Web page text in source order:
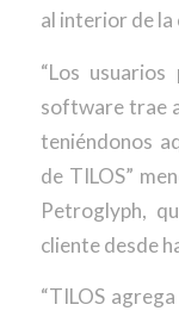
al interior de la
“Los
software trae
teniéndonos
de TILOS”
Petroglyph,
cliente desde
“TILOS